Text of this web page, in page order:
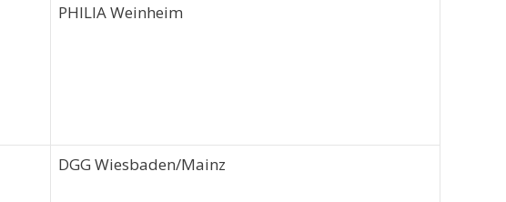
PHILIA Weinheim
DGG Wiesbaden/Mainz